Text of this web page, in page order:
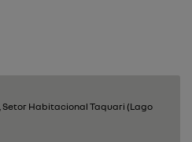
Setor Habitacional Taquari (Lago